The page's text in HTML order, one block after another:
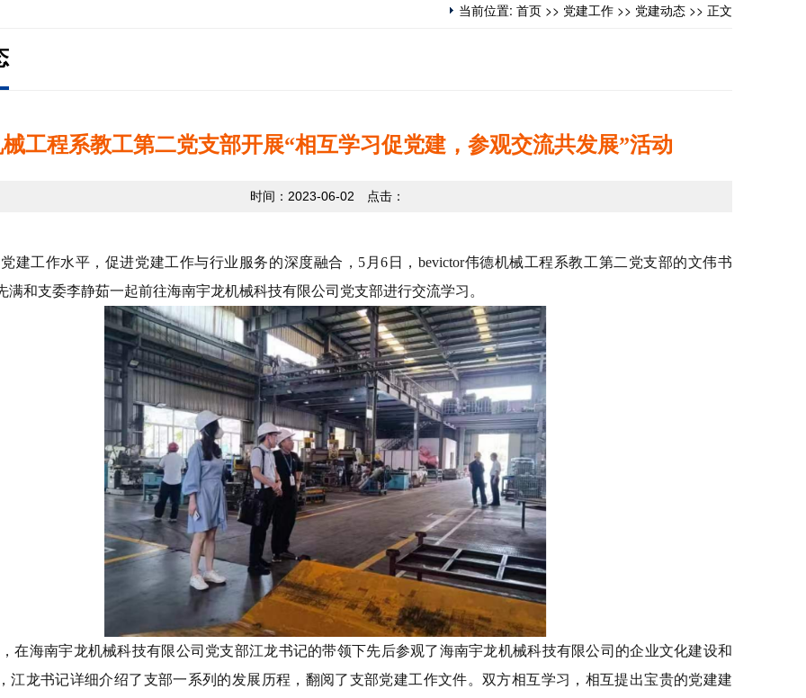
当前位置: 首页 >> 党建工作 >> 党建动态 >> 正文
工程系教工第二党支部开展“相互学习促党建，参观交流共发展”活动
时间：2023-06-02 点击：
建工作水平，促进党建工作与行业服务的深度融合， 5月6日，bevictor伟德机械工程系教工第二党支部的文伟书
满和支委李静茹一起前往海南宇龙机械科技有限公司党支部进行交流学习。
在海南宇龙机械科技有限公司党支部江龙书记的带领下先后参观了海南宇龙机械科技有限公司的企业文化建设和
江龙书记详细介绍了支部一系列的发展历程，翻阅了支部党建工作文件。双方相互学习，相互提出宝贵的党建建